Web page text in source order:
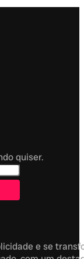
quiser.
e se